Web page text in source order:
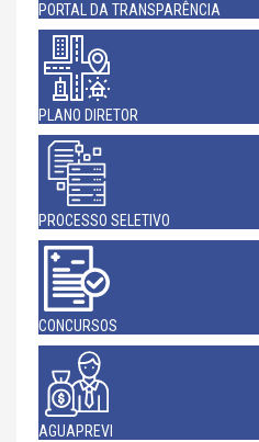
PORTAL DA TRANSPARÊNCIA
PLANO DIRETOR
PROCESSO SELETIVO
CONCURSOS
AGUAPREVI